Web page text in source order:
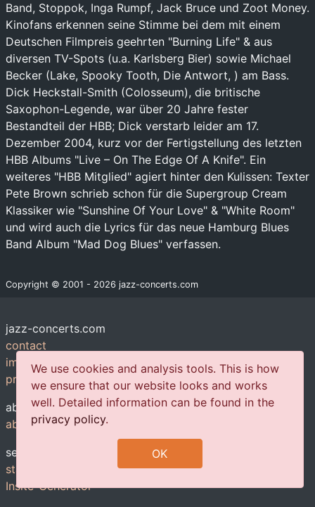
Band, Stoppok, Inga Rumpf, Jack Bruce und Zoot Money.
Kinofans erkennen seine Stimme bei dem mit einem
Deutschen Filmpreis geehrten "Burning Life" & aus
diversen TV-Spots (u.a. Karlsberg Bier) sowie Michael
Becker (Lake, Spooky Tooth, Die Antwort, ) am Bass.
Dick Heckstall-Smith (Colosseum), die britische
Saxophon-Legende, war über 20 Jahre fester
Bestandteil der HBB; Dick verstarb leider am 17.
Dezember 2004, kurz vor der Fertigstellung des letzten
HBB Albums "Live – On The Edge Of A Knife". Ein
weiteres "HBB Mitglied" agiert hinter den Kulissen: Texter
Pete Brown schrieb schon für die Supergroup Cream
Klassiker wie "Sunshine Of Your Love" & "White Room"
und wird auch die Lyrics für das neue Hamburg Blues
Band Album "Mad Dog Blues" verfassen.
We use cookies and analysis tools. This is how
we ensure that our website looks and works
well. Detailed information can be found in the
privacy policy.
OK
Copyright © 2001 - 2026 jazz-concerts.com
jazz-concerts.com
contact
imprint
privacy policy
about us
about us
services
statistics
Insite-Generator